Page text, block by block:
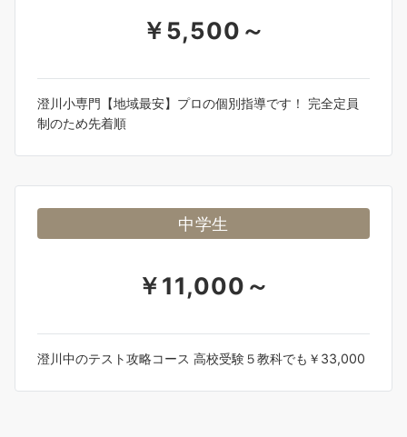
￥5,500～
澄川小専門【地域最安】プロの個別指導です！ 完全定員
制のため先着順
中学生
￥11,000～
澄川中のテスト攻略コース 高校受験５教科でも￥33,000